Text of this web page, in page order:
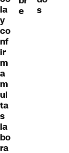
la
y
co
nf
ir
m
a
m
ul
ta
s
la
bo
ra
e
s